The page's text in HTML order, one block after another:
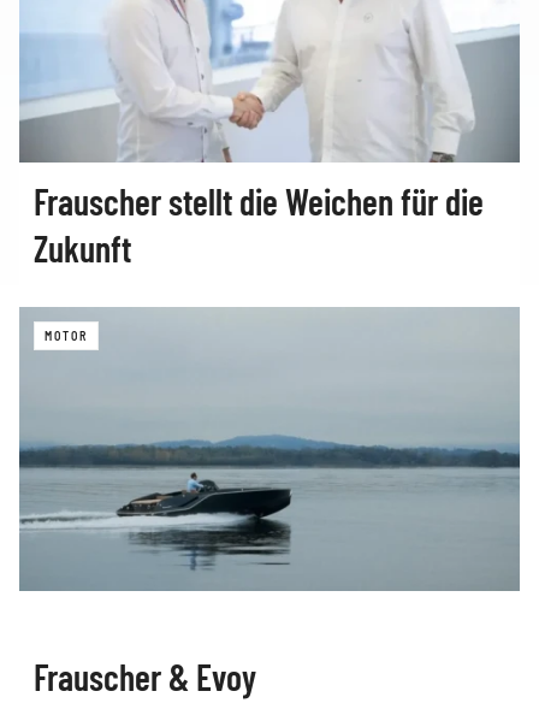
Frauscher stellt die Weichen für die
Zukunft
MOTOR
Frauscher & Evoy